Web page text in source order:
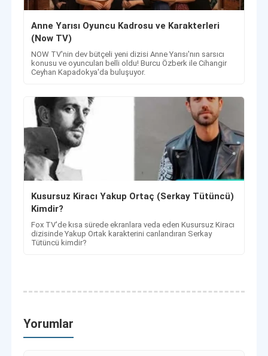
Anne Yarısı Oyuncu Kadrosu ve Karakterleri
(Now TV)
NOW TV'nin dev bütçeli yeni dizisi Anne Yarısı'nın sarsıcı
konusu ve oyuncuları belli oldu! Burcu Özberk ile Cihangir
Ceyhan Kapadokya'da buluşuyor.
Kusursuz Kiracı Yakup Ortaç (Serkay Tütüncü)
Kimdir?
Fox TV'de kısa sürede ekranlara veda eden Kusursuz Kiracı
dizisinde Yakup Ortak karakterini canlandıran Serkay
Tütüncü kimdir?
Yorumlar